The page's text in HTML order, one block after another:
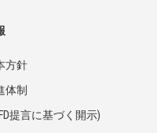
方針
体制
提言に基づく開示)